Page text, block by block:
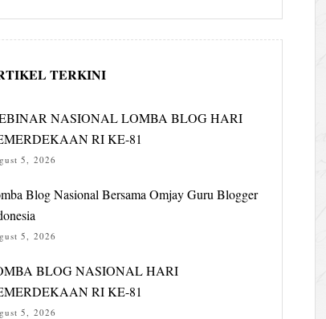
TERKINI
NASIONAL LOMBA BLOG HARI
RI KE-81
5, 2026
Blog Nasional Bersama Omjay Guru Blogger
5, 2026
BLOG NASIONAL HARI
RI KE-81
5, 2026